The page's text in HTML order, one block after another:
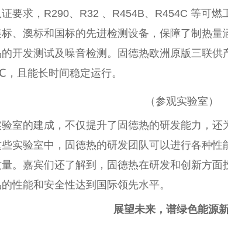
要求，R290、R32 、R454B、R454C 等可燃
、澳标和国标的先进检测设备，保障了制热
开发测试及噪音检测。固德热欧洲原版三联
且能长时间稳定运行。
（参观实验室）
室的建成，不仅提升了固德热的研发能力，
实验室中，固德热的研发团队可以进行各种性
。嘉宾们还了解到，固德热在研发和创新方
性能和安全性达到国际领先水平。
展望未来，谱绿色能源